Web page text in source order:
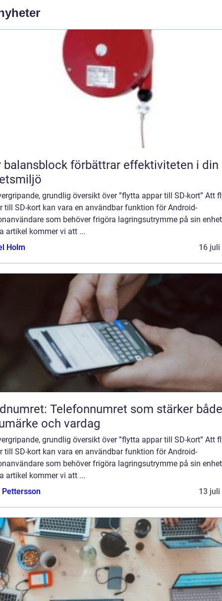
balansblock förbättrar effektiviteten i din
grundlig översikt över ”flytta appar till SD-kort” Att
till SD-kort kan vara en användbar funktion för Android-
som behöver frigöra lagringsutrymme på sin
artikel kommer vi att ...
Holm
16 juli
Telefonnumret som stärker både
och vardag
grundlig översikt över ”flytta appar till SD-kort” Att
till SD-kort kan vara en användbar funktion för Android-
som behöver frigöra lagringsutrymme på sin
artikel kommer vi att ...
13 juli